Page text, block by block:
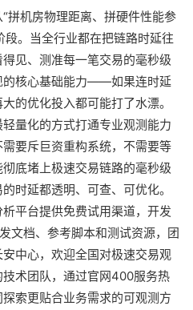
拼机房物理距离、拼硬件性能参
段。当全行业都在把链路时延往
见、测准每一笔交易的毫秒级
的核心基础能力——如果连时延
的优化投入都可能打了水漂。
量化的方式打通专业观测能力
要斥巨资重构系统，不需要等
底堵上极速交易链路的毫秒级
时延都透明、可查、可优化。
平台提供免费试用渠道，开发
文档、参考脚本和测试资源，团
中心，欢迎全国对极速交易观
术团队，通过官网400服务热
索更贴合业务需求的可观测方